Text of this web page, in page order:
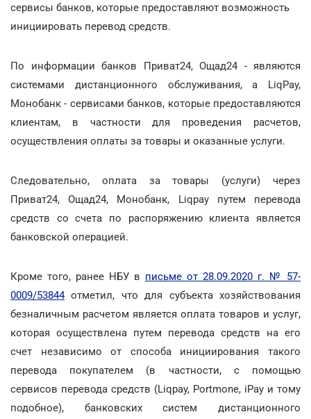
сервисы банков, которые предоставляют возможность
инициировать перевод средств.
По информации банков Приват24, Ощад24 - являются
системами дистанционного обслуживания, а LiqPay,
Монобанк - сервисами банков, которые предоставляются
клиентам, в частности для проведения расчетов,
осуществления оплаты за товары и оказанные услуги.
Следовательно, оплата за товары (услуги) через
Приват24, Ощад24, Монобанк, Liqpay путем перевода
средств со счета по распоряжению клиента является
банковской операцией.
Кроме того, ранее НБУ в письме от 28.09.2020 г. № 57-
0009/53844отметил, что для субъекта хозяйствования
безналичным расчетом является оплата товаров и услуг,
которая осуществлена путем перевода средств на его
счет независимо от способа инициирования такого
перевода покупателем (в частности, с помощью
сервисов перевода средств (Liqpay, Portmone, iPay и тому
подобное), банковских систем дистанционного